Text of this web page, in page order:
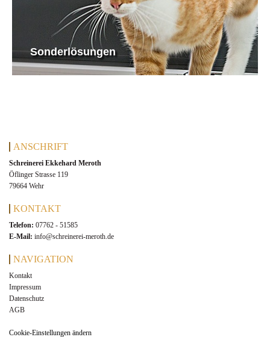
Sonderlösungen
ANSCHRIFT
Schreinerei Ekkehard Meroth
Öflinger Strasse 119
79664 Wehr
KONTAKT
Telefon: 07762 - 51585
E-Mail: info@schreinerei-meroth.de
NAVIGATION
Kontakt
Impressum
Datenschutz
AGB
Cookie-Einstellungen ändern